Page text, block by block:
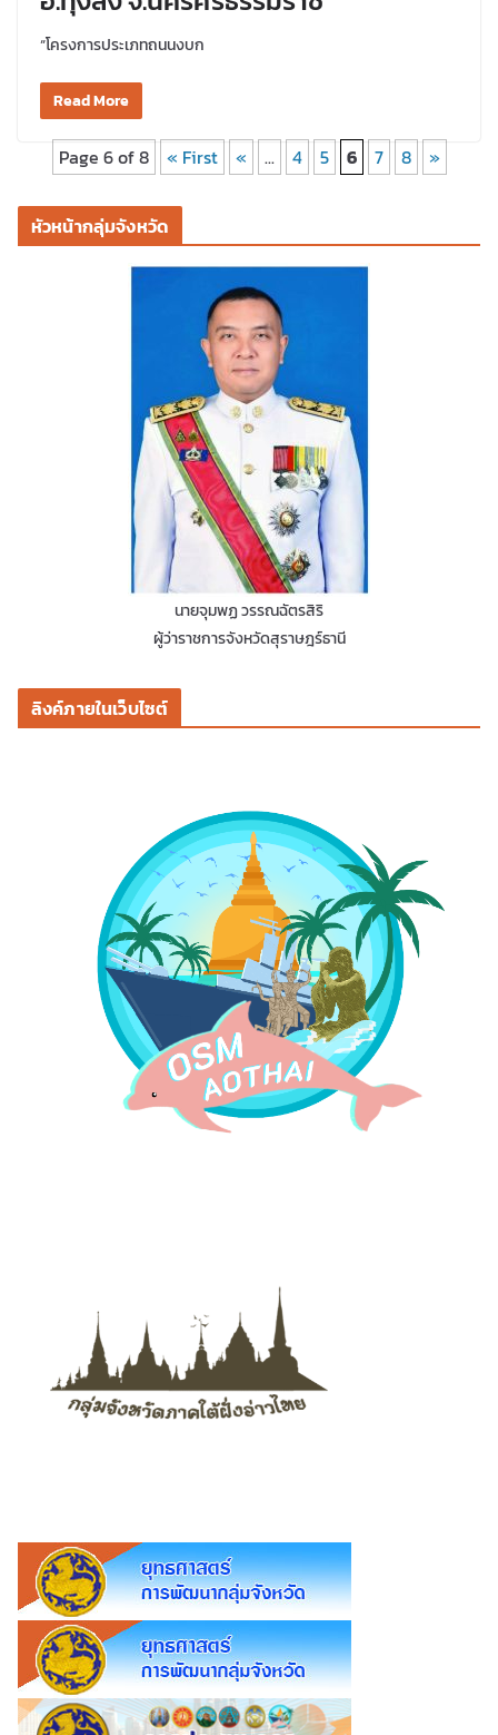
“โครงการประเภทถนนงบก
Read More
Page 6 of 8 « First « ... 4 5 6 7 8 »
หัวหน้ากลุ่มจังหวัด
นายจุมพฏ วรรณฉัตรสิริ
ผู้ว่าราชการจังหวัดสุราษฎร์ธานี
ลิงค์ภายในเว็บไซต์